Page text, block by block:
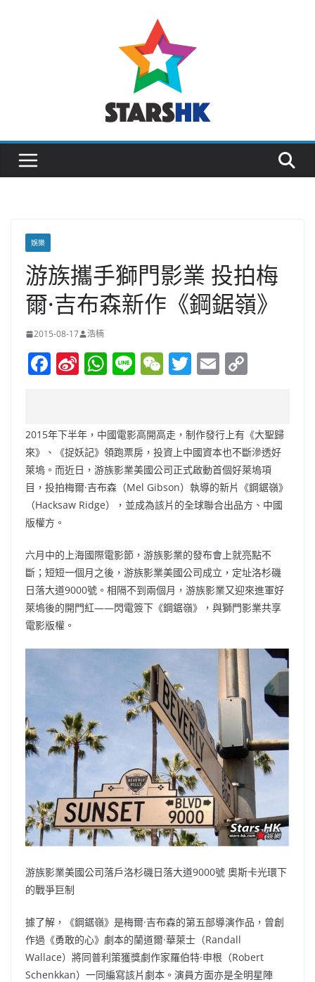
娛樂
游族攜手獅門影業 投拍梅
爾·吉布森新作《鋼鋸嶺》
2015-08-17 浩楠
F
e
b
o
o
k
Si
W
ei
b
o
W
s
A
p
p
Li W
h
at
T
er
E
l y
Li
n
k
2015年下半年，中國電影高開高走，制作發行上有《大聖歸
來》、《捉妖記》領跑票房，投資上中國資本也不斷滲透好
萊塢。而近日，游族影業美國公司正式啟動首個好萊塢項
目，投拍梅爾·吉布森（Mel Gibson）執導的新片《鋼鋸嶺》
（Hacksaw Ridge），並成為該片的全球聯合出品方、中國
版權方。
六月中的上海國際電影節，游族影業的發布會上就亮點不
斷；短短一個月之後，游族影業美國公司成立，定址洛杉磯
日落大道9000號。相隔不到兩個月，游族影業又迎來進軍好
萊塢後的開門紅——閃電簽下《鋼鋸嶺》，與獅門影業共享
電影版權。
游族影業美國公司落戶洛杉磯日落大道9000號 奧斯卡光環下
的戰爭巨制
據了解，《鋼鋸嶺》是梅爾·吉布森的第五部導演作品，曾創
作過《勇敢的心》劇本的蘭道爾·華萊士（Randall
Wallace）將同普利策獲獎劇作家羅伯特·申根（Robert
Schenkkan）一同編寫該片劇本。演員方面亦是全明星陣